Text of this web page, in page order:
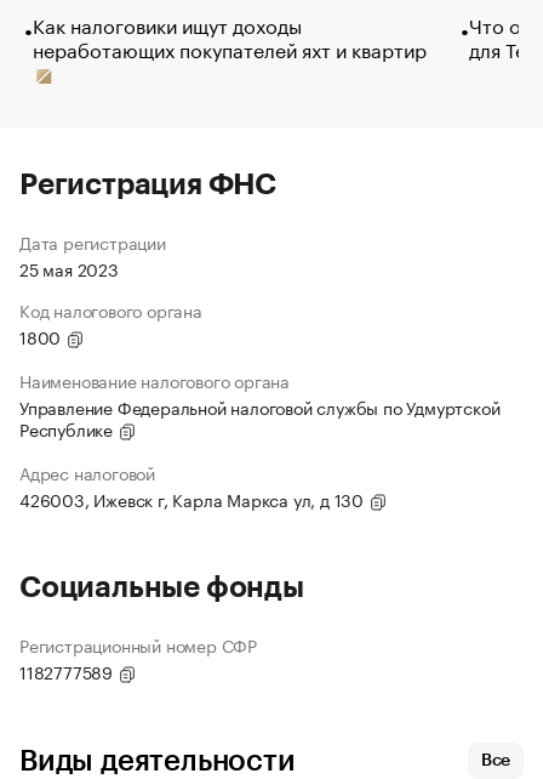
Как налоговики ищут доходы
неработающих покупателей яхт и квартир
Что
для
Регистрация ФНС
Дата регистрации
25 мая 2023
Код налогового органа
1800
Наименование налогового органа
Управление Федеральной налоговой службы по Удмуртской
Республике
Адрес налоговой
426003, Ижевск г, Карла Маркса ул, д 130
Социальные фонды
Регистрационный номер СФР
1182777589
Виды деятельности Все